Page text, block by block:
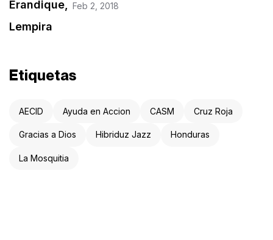
Feb 2, 2018
Etiquetas
AECID Ayuda en Accion CASM Cruz Roja
Gracias a Dios Hibriduz Jazz Honduras
La Mosquitia